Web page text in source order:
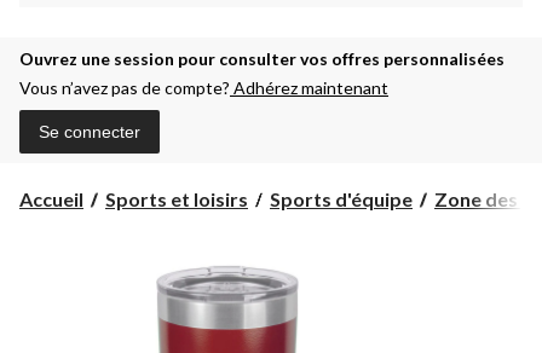
Ouvrez une session pour consulter vos offres personnalisées
Vous n’avez pas de compte? Adhérez maintenant
Se connecter
Accueil Sports et loisirs Sports d'équipe Zone des